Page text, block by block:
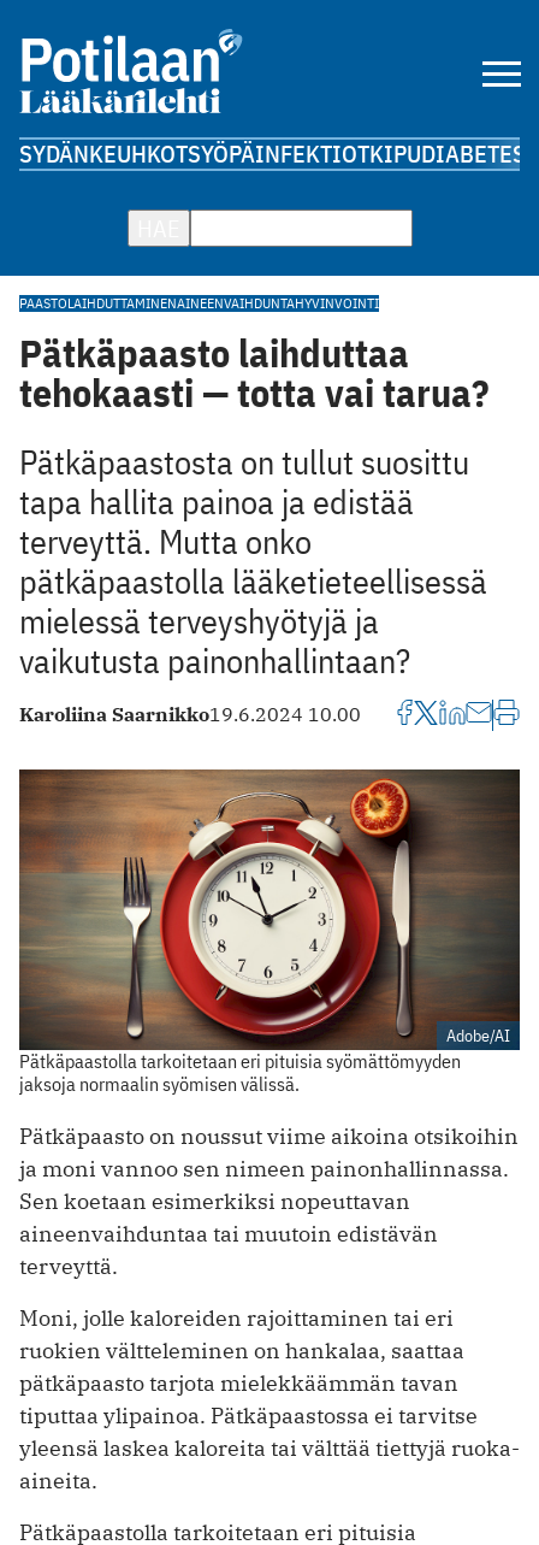
SYDÄNKEUHKOTSYÖPÄINFEKTIOTKIPUDIABETES
PAASTOLAIHDUTTAMINENAINEENVAIHDUNTAHYVINVOINTI
Pätkäpaasto laihduttaa
tehokaasti — totta vai tarua?
Pätkäpaastosta on tullut suosittu
tapa hallita painoa ja edistää
terveyttä. Mutta onko
pätkäpaastolla lääketieteellisessä
mielessä terveyshyötyjä ja
vaikutusta painonhallintaan?
Karoliina Saarnikko19.6.2024 10.00
Adobe/AI
Pätkäpaastolla tarkoitetaan eri pituisia syömättömyyden
jaksoja normaalin syömisen välissä.
Pätkäpaasto on noussut viime aikoina otsikoihin
ja moni vannoo sen nimeen painonhallinnassa.
Sen koetaan esimerkiksi nopeuttavan
aineenvaihduntaa tai muutoin edistävän
terveyttä.
Moni, jolle kaloreiden rajoittaminen tai eri
ruokien vältteleminen on hankalaa, saattaa
pätkäpaasto tarjota mielekkäämmän tavan
tiputtaa ylipainoa. Pätkäpaastossa ei tarvitse
yleensä laskea kaloreita tai välttää tiettyjä ruoka-
aineita.
Pätkäpaastolla tarkoitetaan eri pituisia